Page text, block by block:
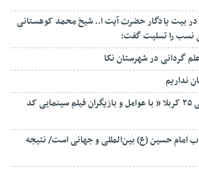
در بیت یادگار حضرت آیت ا.. شیخ محمد کوهستانی
نسب را تسلیت گفت:
گردانی در شهرستان نکا
نداریم
دیدار فرمانده لشکر عملیاتی ۲۵ کربلا ” با عوامل و بازیگران فیلم سینمایی کد
امام حسین (ع) بین‌المللی و جهانی است/ نتیجه